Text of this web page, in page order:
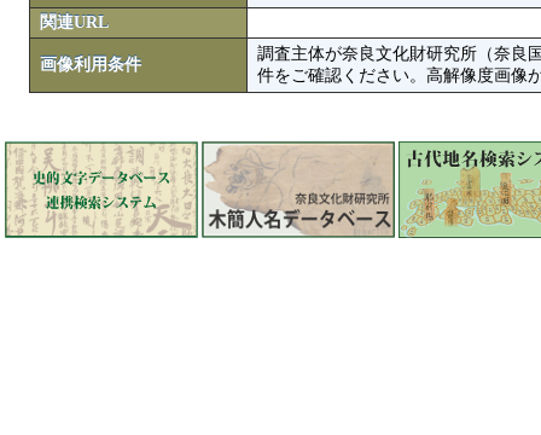
関連URL
画像利用条件
調査主体が奈良文化財研究所（奈良
件をご確認ください。高解像度画像